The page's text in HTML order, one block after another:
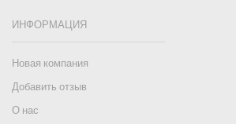
ИНФОРМАЦИЯ
Новая компания
Добавить отзыв
О нас